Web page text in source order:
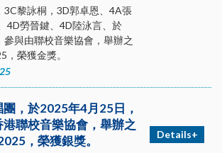
3C黎詠桐，3D郭卓恩、4A張
4D勞晉鍵、4D陸泳言、於
與由聯校音樂協會，舉辦之
，榮獲金獎。
，於2025年4月25日，
聯校音樂協會，舉辦之
，榮獲銀獎。
Details+